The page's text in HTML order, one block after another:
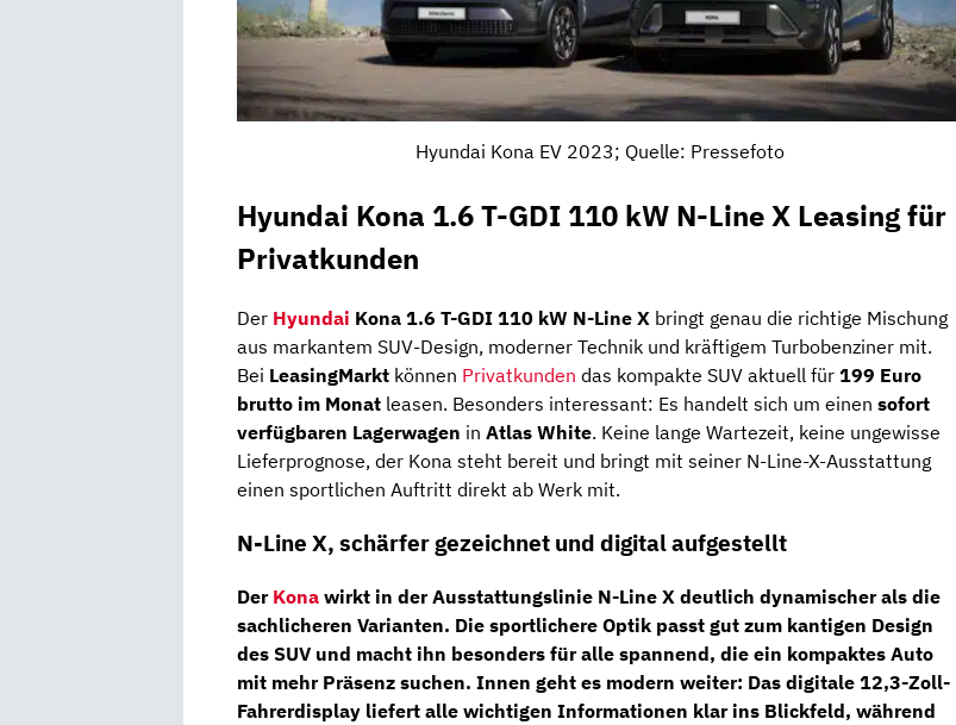
Hyundai Kona EV 2023; Quelle: Pressefoto
Hyundai Kona 1.6 T-GDI 110 kW N-Line X Leasing für
Privatkunden
Der Hyundai Kona 1.6 T-GDI 110 kW N-Line X bringt genau die richtige Mischung
aus markantem SUV-Design, moderner Technik und kräftigem Turbobenziner mit.
Bei LeasingMarkt können Privatkunden das kompakte SUV aktuell für 199 Euro
brutto im Monat leasen. Besonders interessant: Es handelt sich um einen sofort
verfügbaren Lagerwagen in Atlas White. Keine lange Wartezeit, keine ungewisse
Lieferprognose, der Kona steht bereit und bringt mit seiner N-Line-X-Ausstattung
einen sportlichen Auftritt direkt ab Werk mit.
N-Line X, schärfer gezeichnet und digital aufgestellt
Der Kona wirkt in der Ausstattungslinie N-Line X deutlich dynamischer als die
sachlicheren Varianten. Die sportlichere Optik passt gut zum kantigen Design
des SUV und macht ihn besonders für alle spannend, die ein kompaktes Auto
mit mehr Präsenz suchen. Innen geht es modern weiter: Das digitale 12,3-Zoll-
Fahrerdisplay liefert alle wichtigen Informationen klar ins Blickfeld, während